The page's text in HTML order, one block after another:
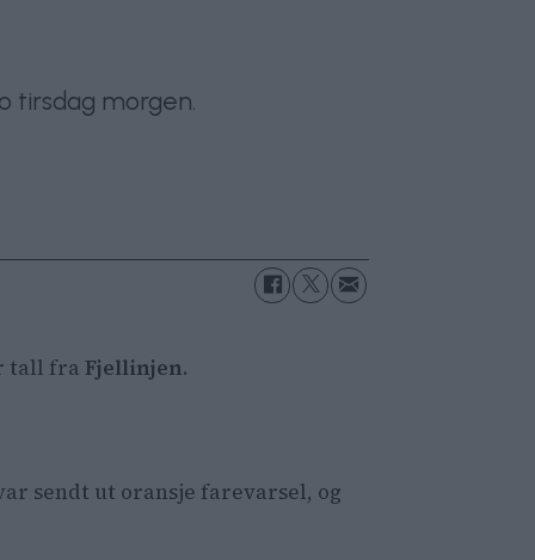
tirsdag morgen.
tall fraFjellinjen.
sendt ut oransje farevarsel, og